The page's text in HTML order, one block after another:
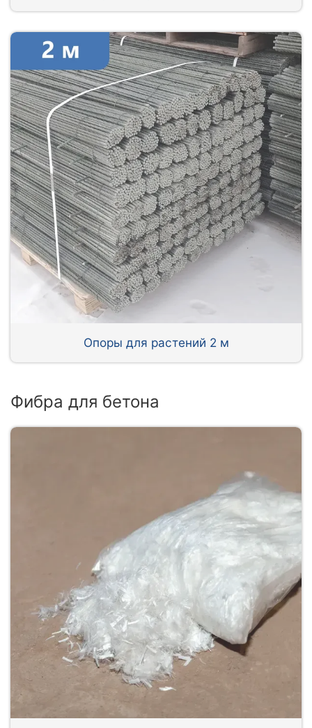
Опоры для растений 2 м
Фибра для бетона